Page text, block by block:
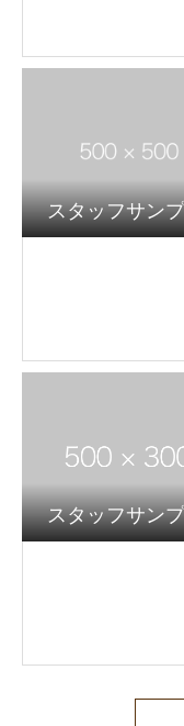
スタッフサン
スタッフサン